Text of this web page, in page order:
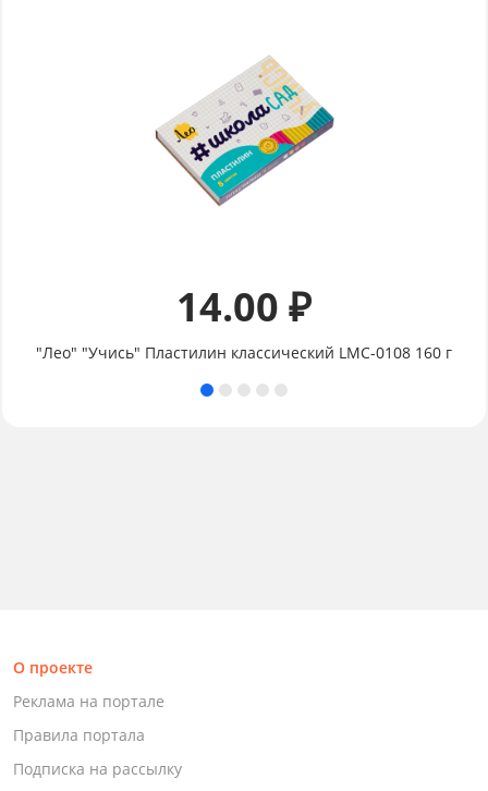
14.00 ₽
"Лео" "Учись" Пластилин классический LMC-0108 160 г
О проекте
Реклама на портале
Правила портала
Подписка на рассылку